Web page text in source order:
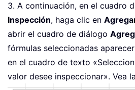
3. A continuación, en el cuadro
Inspección, haga clic en
abrir el cuadro de diálogo
fórmulas seleccionadas
en el cuadro de texto
valor desee inspeccionar». Vea